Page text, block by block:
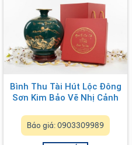
Bình Thu Tài Hút Lộc Đông
Sơn Kim Bảo Vẽ Nhị Cảnh
Trọng
Báo giá: 0903309989